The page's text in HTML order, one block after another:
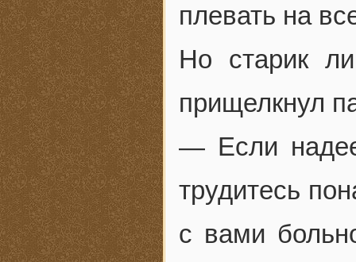
плевать на
Но старик
прищелкнул
— Если
трудитесь
с вами